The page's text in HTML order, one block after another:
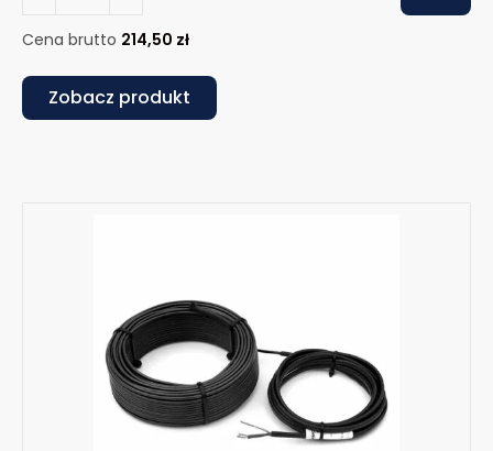
Cena brutto 214,50 zł
Zobacz produkt